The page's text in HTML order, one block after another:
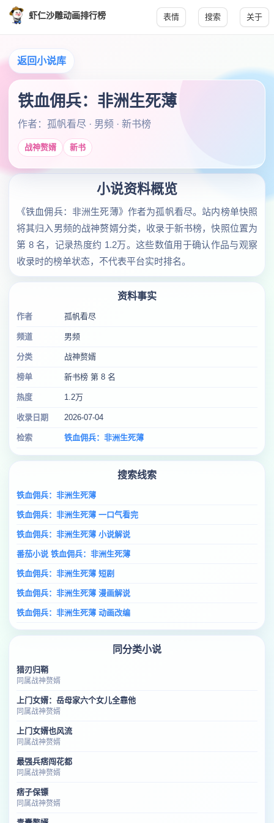
虾仁沙雕动画排行榜 表情 搜索 关于
返回小说库
铁血佣兵：非洲生死薄
作者：孤帆看尽 · 男频 · 新书榜
战神赘婿 新书
小说资料概览
《铁血佣兵：非洲生死薄》作者为孤帆看尽。站内榜单快照
将其归入男频的战神赘婿分类，收录于新书榜，快照位置为
第 8 名，记录热度约 1.2万。这些数值用于确认作品与观察
收录时的榜单状态，不代表平台实时排名。
资料事实
作者 孤帆看尽
频道 男频
分类 战神赘婿
榜单 新书榜 第 8 名
热度 1.2万
收录日期 2026-07-04
检索 铁血佣兵：非洲生死薄
搜索线索
铁血佣兵：非洲生死薄
铁血佣兵：非洲生死薄 一口气看完
铁血佣兵：非洲生死薄 小说解说
番茄小说 铁血佣兵：非洲生死薄
铁血佣兵：非洲生死薄 短剧
铁血佣兵：非洲生死薄 漫画解说
铁血佣兵：非洲生死薄 动画改编
同分类小说
猎刃归鞘
同属战神赘婿
上门女婿：岳母家六个女儿全靠他
同属战神赘婿
上门女婿也风流
同属战神赘婿
最强兵痞闯花都
同属战神赘婿
痞子保镖
同属战神赘婿